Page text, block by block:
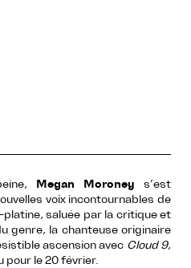
Megan Moroney s’est
voix incontournables de
saluée par la critique et
genre, la chanteuse originaire
ascension avec Cloud 9,
pour le 20 février.